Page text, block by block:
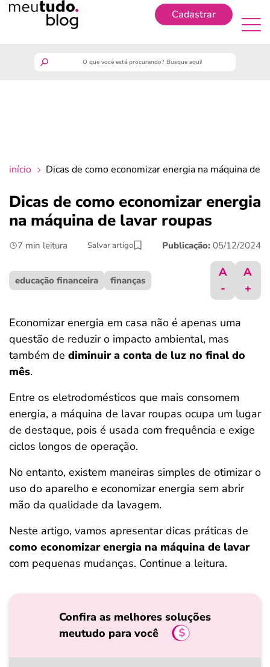
Cadastrar
crédito fácil
últimas notícias
ferramentas
início Dicas de como economizar energia na máquina de
Dicas de como economizar energia
na máquina de lavar roupas
7 min leitura Salvar artigo Publicação: 05/12/2024
educação financeira finanças
A
-
A
+
Economizar energia em casa não é apenas uma
questão de reduzir o impacto ambiental, mas
também de diminuir a conta de luz no final do
mês.
Entre os eletrodomésticos que mais consomem
energia, a máquina de lavar roupas ocupa um lugar
de destaque, pois é usada com frequência e exige
ciclos longos de operação.
No entanto, existem maneiras simples de otimizar o
uso do aparelho e economizar energia sem abrir
mão da qualidade da lavagem.
Neste artigo, vamos apresentar dicas práticas de
como economizar energia na máquina de lavar
com pequenas mudanças. Continue a leitura.
Confira as melhores soluções
meutudo para você